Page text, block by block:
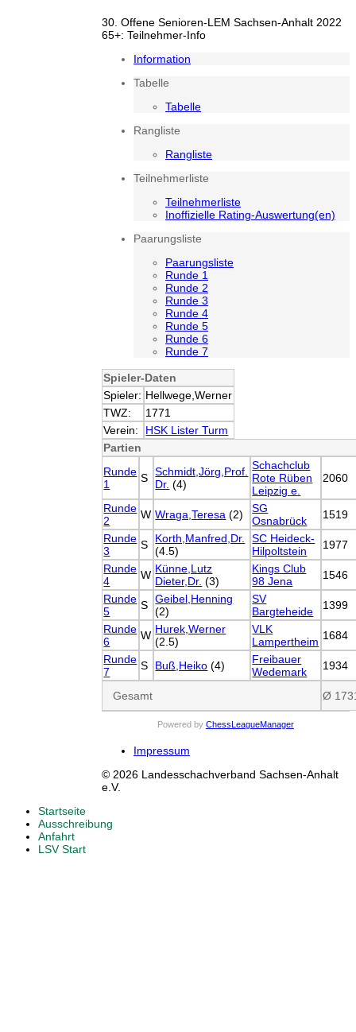
30. Offene Senioren-LEM Sachsen-Anhalt 2022
65+: Teilnehmer-Info
Information
Tabelle
Tabelle
Rangliste
Rangliste
Teilnehmerliste
Teilnehmerliste
Inoffizielle Rating-Auswertung(en)
Paarungsliste
Paarungsliste
Runde 1
Runde 2
Runde 3
Runde 4
Runde 5
Runde 6
Runde 7
Spieler-Daten
Spieler: Hellwege,Werner
TWZ:
1771
Verein:
HSK Lister Turm
Partien
Runde
1
S Schmidt,Jörg,Prof.
Dr. (4)
Schachclub
Rote Rüben
Leipzig e.
2060
Runde
2
W Wraga,Teresa (2)
SG
Osnabrück
1519
Runde
3
S
Korth,Manfred,Dr.
(4.5)
SC Heideck-
Hilpoltstein
1977
Runde
4
W Künne,Lutz
Dieter,Dr. (3)
Kings Club
98 Jena
1546
Runde
5
S Geibel,Henning
(2)
SV
Bargteheide
1399
Runde
6
W Hurek,Werner
(2.5)
VLK
Lampertheim 1684
Runde
7
S Buß,Heiko (4)
Freibauer
Wedemark
1934
Gesamt Ø
Powered by ChessLeagueManager
Impressum
© 2026 Landesschachverband Sachsen-Anhalt
e.V.
Startseite
Ausschreibung
Anfahrt
LSV Start